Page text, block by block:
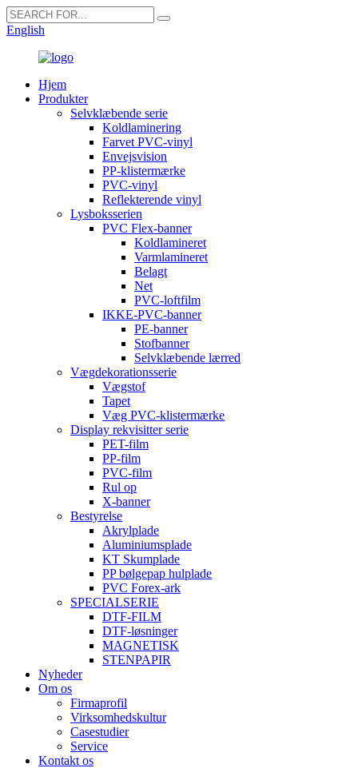
English
Hjem
Produkter
Selvklæbende serie
Koldlaminering
Farvet PVC-vinyl
Envejsvision
PP-klistermærke
PVC-vinyl
Reflekterende vinyl
Lysboksserien
PVC Flex-banner
Koldlamineret
Varmlamineret
Belagt
Net
PVC-loftfilm
IKKE-PVC-banner
PE-banner
Stofbanner
Selvklæbende lærred
Vægdekorationsserie
Vægstof
Tapet
Væg PVC-klistermærke
Display rekvisitter serie
PET-film
PP-film
PVC-film
Rul op
X-banner
Bestyrelse
Akrylplade
Aluminiumsplade
KT Skumplade
PP bølgepap hulplade
PVC Forex-ark
SPECIALSERIE
DTF-FILM
DTF-løsninger
MAGNETISK
STENPAPIR
Nyheder
Om os
Firmaprofil
Virksomhedskultur
Casestudier
Service
Kontakt os